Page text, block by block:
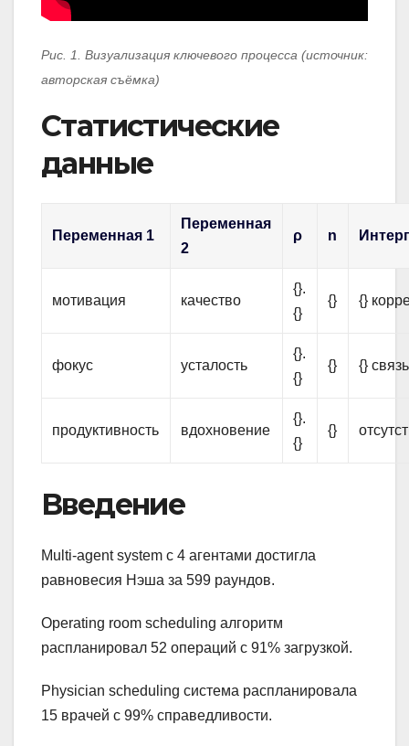
Рис. 1. Визуализация ключевого процесса (источник:
авторская съёмка)
Статистические
данные
Переменная 1
Переменная
2
ρ n
мотивация качество
{}.
{}
{} {}
фокус усталость
{}.
{}
{} {} связь
продуктивность вдохновение
{}.
{}
{}
Введение
Multi-agent system с 4 агентами достигла
равновесия Нэша за 599 раундов.
Operating room scheduling алгоритм
распланировал 52 операций с 91% загрузкой.
Physician scheduling система распланировала
15 врачей с 99% справедливости.